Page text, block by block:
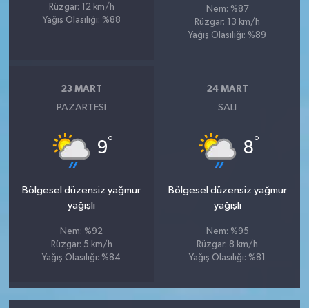
Rüzgar: 12 km/h
Yağış Olasılığı: %88
Nem: %87
Rüzgar: 13 km/h
Yağış Olasılığı: %89
23 MART
PAZARTESI
9°
Bölgesel düzensiz yağmur
yağışlı
Nem: %92
Rüzgar: 5 km/h
Yağış Olasılığı: %84
24 MART
SALI
8°
Bölgesel düzensiz yağmur
yağışlı
Nem: %95
Rüzgar: 8 km/h
Yağış Olasılığı: %81